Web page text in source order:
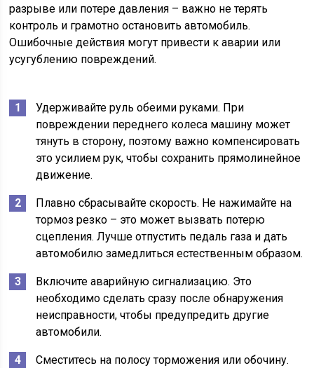
разрыве или потере давления – важно не терять
контроль и грамотно остановить автомобиль.
Ошибочные действия могут привести к аварии или
усугублению повреждений.
Удерживайте руль обеими руками. При
повреждении переднего колеса машину может
тянуть в сторону, поэтому важно компенсировать
это усилием рук, чтобы сохранить прямолинейное
движение.
Плавно сбрасывайте скорость. Не нажимайте на
тормоз резко – это может вызвать потерю
сцепления. Лучше отпустить педаль газа и дать
автомобилю замедлиться естественным образом.
Включите аварийную сигнализацию. Это
необходимо сделать сразу после обнаружения
неисправности, чтобы предупредить другие
автомобили.
Сместитесь на полосу торможения или обочину.